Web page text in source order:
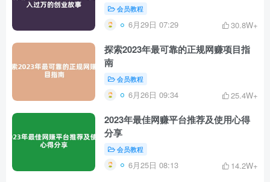
会员教程
6月29日 07:29 30.8W+
探索2023年最可靠的正规网赚项目指
南
会员教程
6月26日 09:34 25.4W+
2023年最佳网赚平台推荐及使用心得
分享
会员教程
6月25日 08:13 14.2W+